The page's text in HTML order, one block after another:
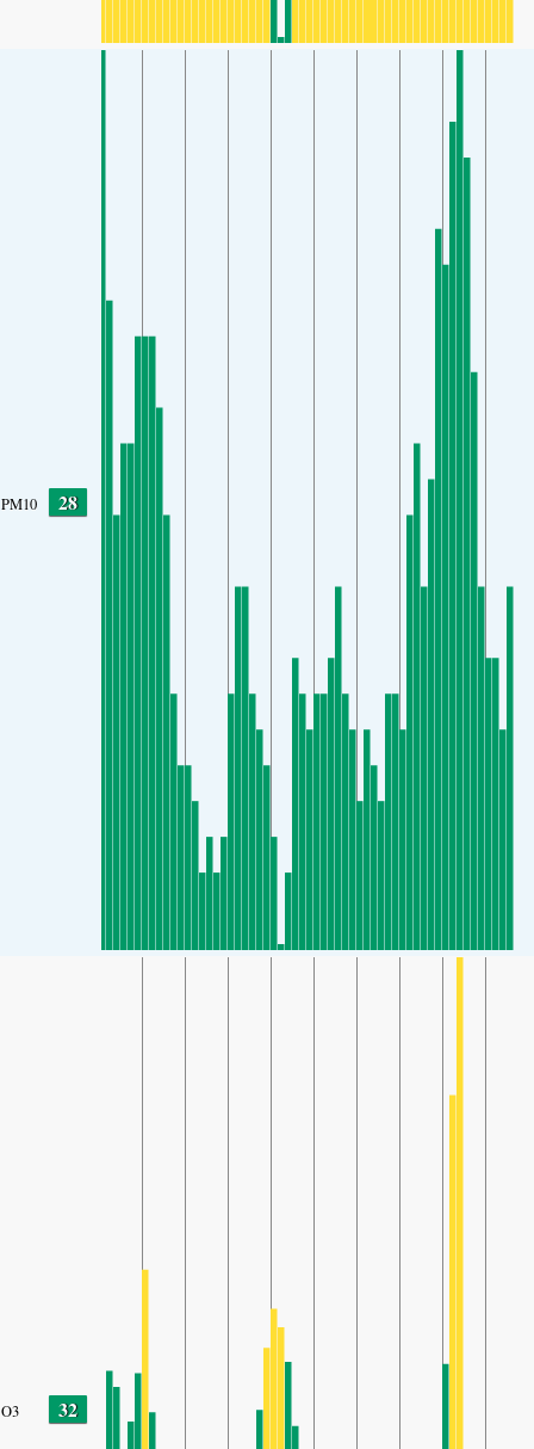
PM10 28
O3 32